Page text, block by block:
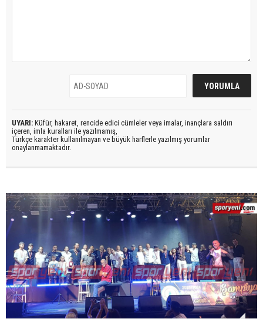
UYARI: Küfür, hakaret, rencide edici cümleler veya imalar, inançlara saldırı
içeren, imla kuralları ile yazılmamış,
Türkçe karakter kullanılmayan ve büyük harflerle yazılmış yorumlar
onaylanmamaktadır.